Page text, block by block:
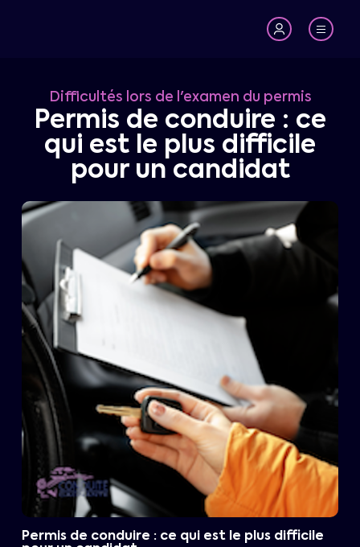
Difficultés lors de l'examen du permis
Permis de conduire : ce
qui est le plus difficile
pour un candidat
Permis de conduire : ce qui est le plus difficile